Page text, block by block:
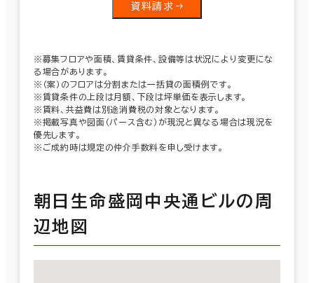
資料請求
※募集フロアや面積、賃貸条件、設備等は状況により変更にな
る場合があります。
※（案）のフロアは分割または一括貸の面積例です。
※賃貸条件の上段は月額、下段は坪単価を表示します。
※賃料、共益費は別途消費税の対象となります。
※掲載写真や図面（パース含む）が現況と異なる場合は現況を
優先します。
※ご成約時は規定の仲介手数料を申し受けます。
朝日生命盛岡中央通ビルの周
辺地図